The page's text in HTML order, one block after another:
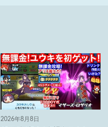
2026年8月8日